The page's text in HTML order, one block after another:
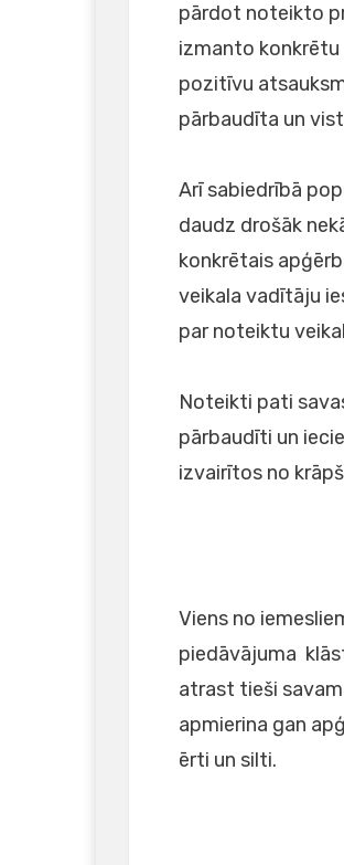
pārdot noteikto
izmanto konkrētu
pozitīvu
pārbaudīta un
Arī sabiedrībā
daudz drošāk
konkrētais
veikala vadītāju
par noteiktu
Noteikti pati
pārbaudīti un
izvairītos no
Viens no
piedāvājuma
atrast tieši
apmierina gan
ērti un silti.